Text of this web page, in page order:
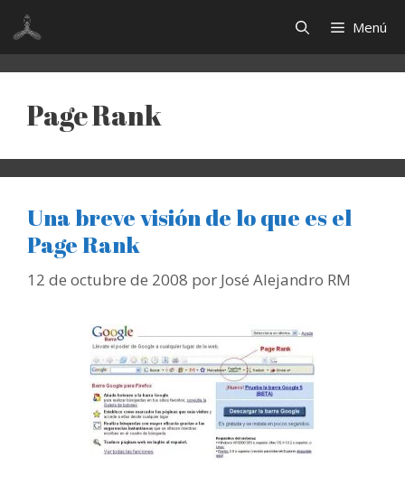
Saltar
contenido
Menú
Page Rank
Una breve visión de lo que es el
Page Rank
12 de octubre de 2008 por José Alejandro RM